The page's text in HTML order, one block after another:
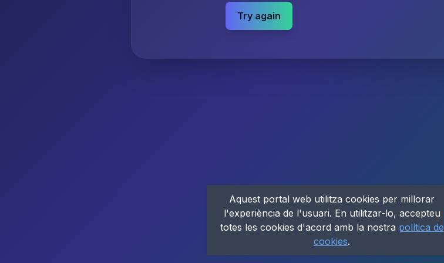
Try again
Aquest portal web utilitza cookies per millorar
l'experiència de l'usuari. En utilitzar-lo, accepteu
totes les cookies d'acord amb la nostra política de
cookies.